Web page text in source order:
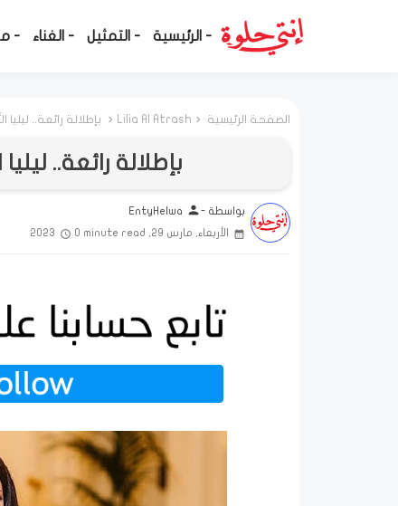
- الرئيسية - التمثيل - الغناء -
الصفحة الرئيسية Lilia Al Atrash بإطلالة رائعة..
بإطلالة رائعة..
بواسطة -person
EntyHelwa
الأربعاء, مارس 29, 2023
0 minute read